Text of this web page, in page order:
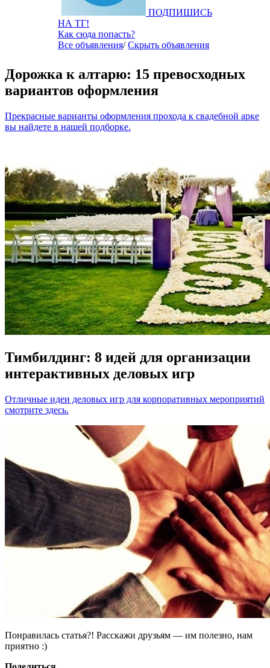
ПОДПИШИСЬ
НА ТГ!
Как сюда попасть?
Все объявления/Скрыть объявления
Дорожка к алтарю: 15 превосходных
вариантов оформления
Прекрасные варианты оформления прохода к свадебной арке
вы найдете в нашей подборке.
Тимбилдинг: 8 идей для организации
интерактивных деловых игр
Отличные идеи деловых игр для корпоративных мероприятий
смотрите здесь.
Понравилась статья?! Расскажи друзьям — им полезно, нам
приятно :)